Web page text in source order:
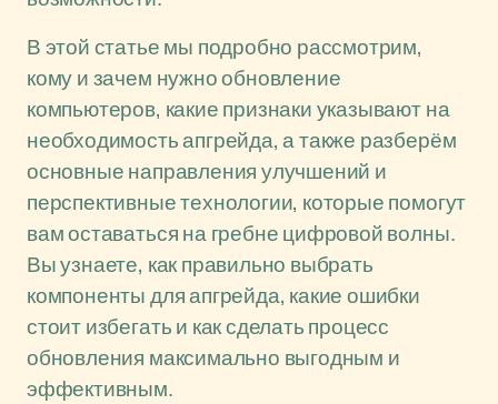
В этой статье мы подробно рассмотрим,
кому и зачем нужно обновление
компьютеров, какие признаки указывают на
необходимость апгрейда, а также разберём
основные направления улучшений и
перспективные технологии, которые помогут
вам оставаться на гребне цифровой волны.
Вы узнаете, как правильно выбрать
компоненты для апгрейда, какие ошибки
стоит избегать и как сделать процесс
обновления максимально выгодным и
эффективным.